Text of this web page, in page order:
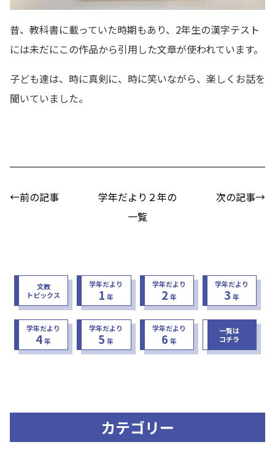
昔、教科書に載っていた時期もあり、2年生の漢字テスト
には未だにこの作品から引用した文章が使われています。
子ども達は、時に真剣に、時に笑いながら、楽しくお話を
聞いていました。
←前の記事
学年だより２年の
一覧
次の記事→
文教
トピックス
学年だより
1 年
学年だより
2 年
学年だより
3 年
学年だより
4年
学年だより
5 年
学年だより
6 年
一覧は
コチラ
カテゴリー